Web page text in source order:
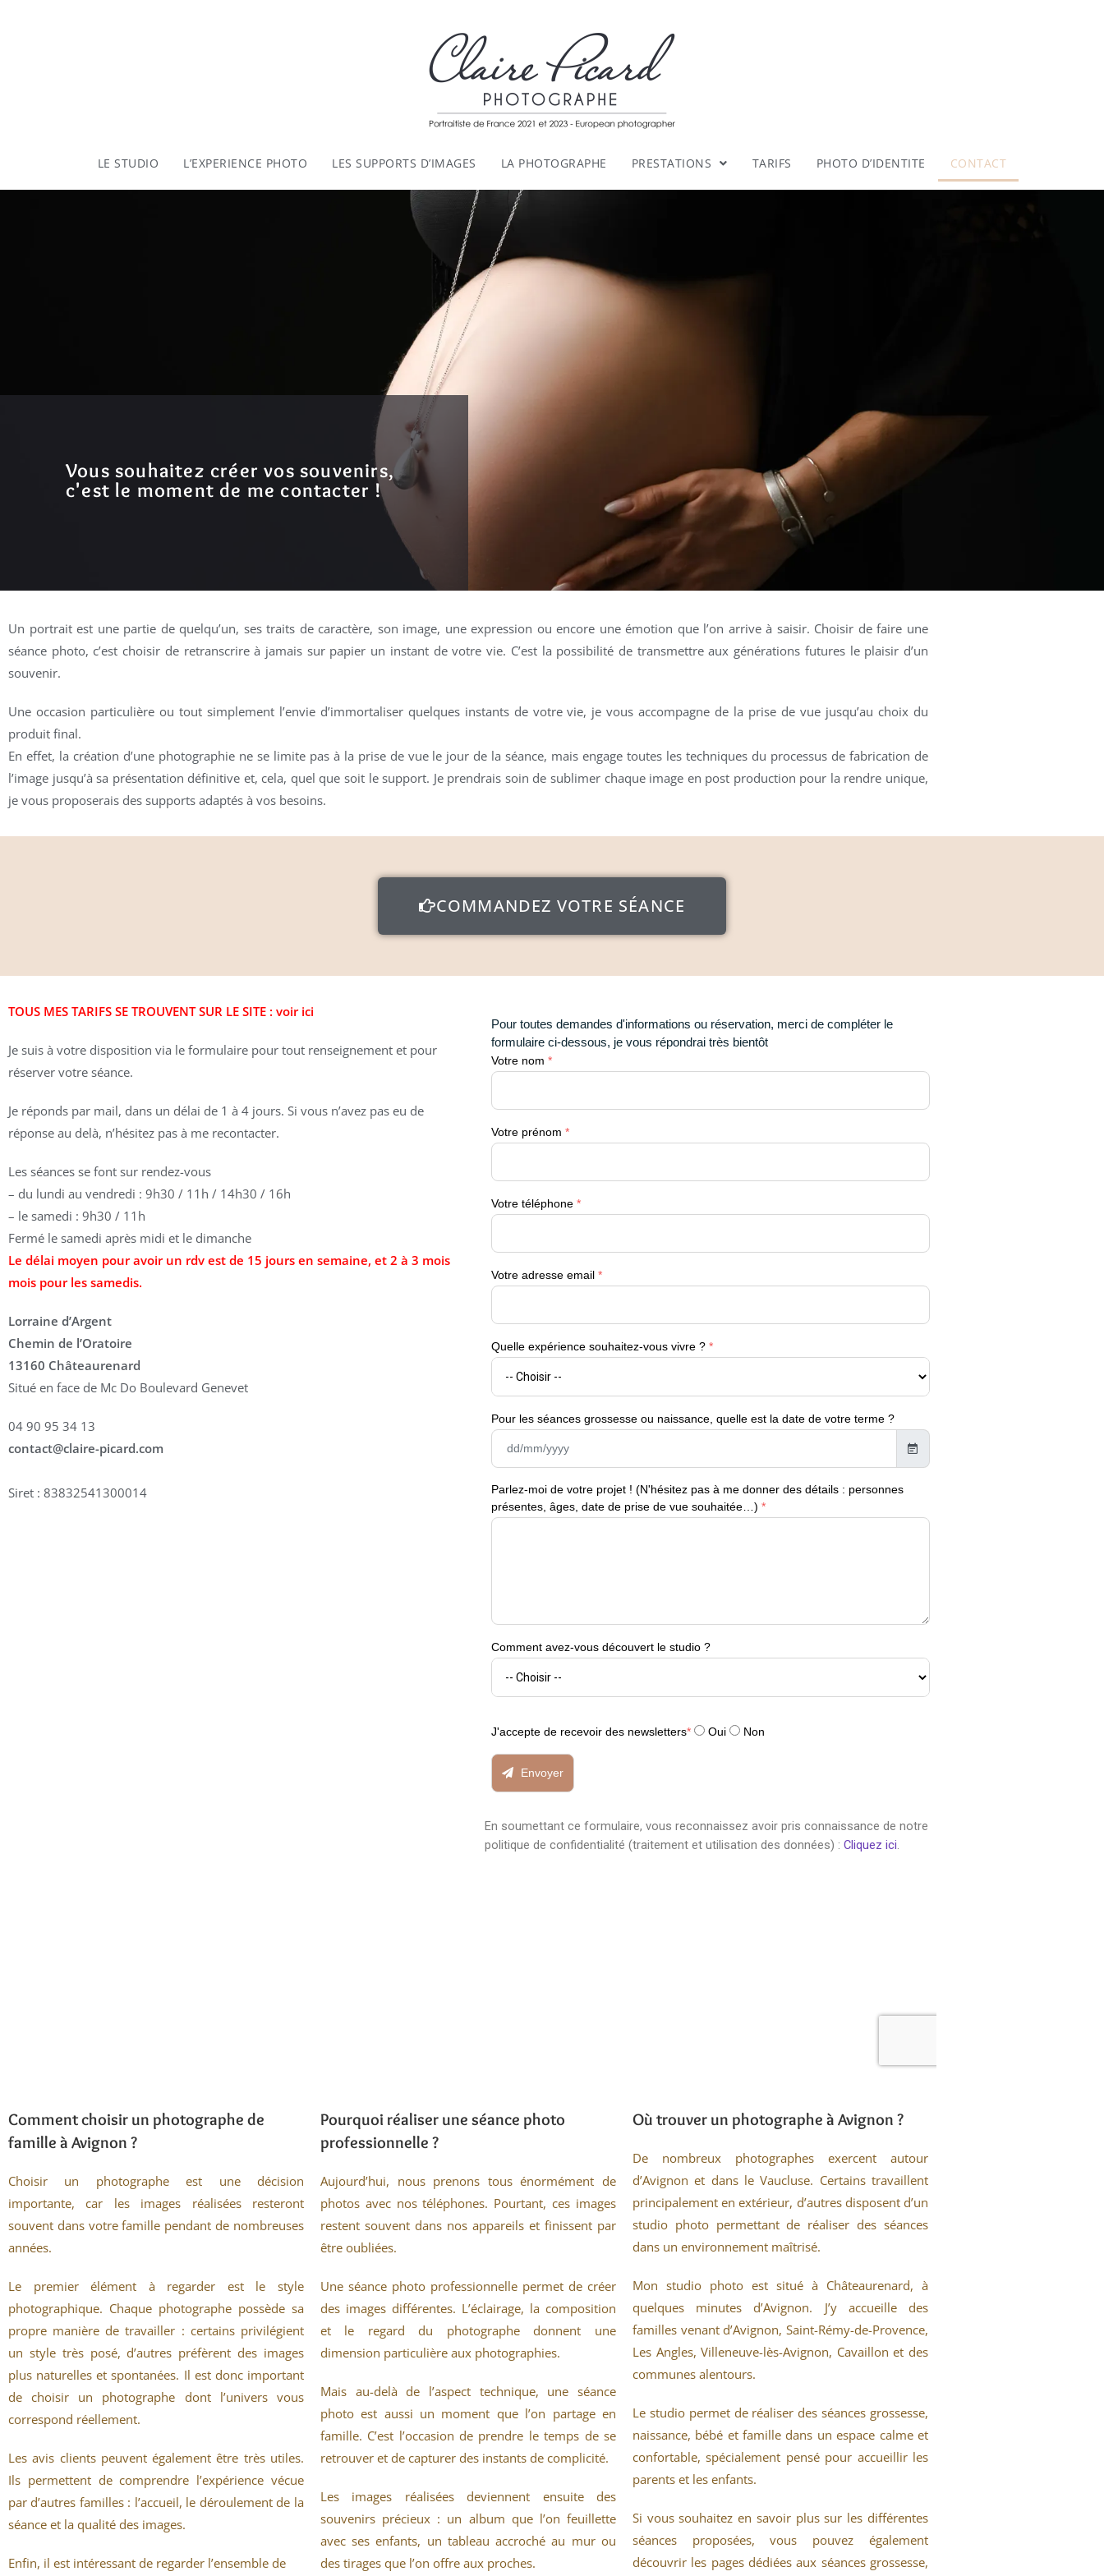
LE STUDIO L’EXPERIENCE PHOTO LES SUPPORTS D’IMAGES LA PHOTOGRAPHE PRESTATIONS TARIFS PHOTO D’IDENTITE CONTACT
Vous souhaitez créer vos souvenirs,
c'est le moment de me contacter !
Un portrait est une partie de quelqu’un, ses traits de caractère, son image, une expression ou encore une émotion que l’on arrive à saisir. Choisir de faire une
séance photo, c’est choisir de retranscrire à jamais sur papier un instant de votre vie. C’est la possibilité de transmettre aux générations futures le plaisir d’un
souvenir.
Une occasion particulière ou tout simplement l’envie d’immortaliser quelques instants de votre vie, je vous accompagne de la prise de vue jusqu’au choix du
produit final.
En effet, la création d’une photographie ne se limite pas à la prise de vue le jour de la séance, mais engage toutes les techniques du processus de fabrication de
l’image jusqu’à sa présentation définitive et, cela, quel que soit le support. Je prendrais soin de sublimer chaque image en post production pour la rendre unique,
je vous proposerais des supports adaptés à vos besoins.
COMMANDEZ VOTRE SÉANCE
TOUS MES TARIFS SE TROUVENT SUR LE SITE : voir ici
Je suis à votre disposition via le formulaire pour tout renseignement et pour
réserver votre séance.
Je réponds par mail, dans un délai de 1 à 4 jours. Si vous n’avez pas eu de
réponse au delà, n’hésitez pas à me recontacter.
Les séances se font sur rendez-vous
– du lundi au vendredi : 9h30 / 11h / 14h30 / 16h
– le samedi : 9h30 / 11h
Fermé le samedi après midi et le dimanche
Le délai moyen pour avoir un rdv est de 15 jours en semaine, et 2 à 3 mois
mois pour les samedis.
Lorraine d’Argent
Chemin de l’Oratoire
13160 Châteaurenard
Situé en face de Mc Do Boulevard Genevet
04 90 95 34 13
contact@claire-picard.com
Siret : 83832541300014
Comment choisir un photographe de
famille à Avignon ?
Choisir un photographe est une décision
importante, car les images réalisées resteront
souvent dans votre famille pendant de nombreuses
années.
Le premier élément à regarder est le style
photographique. Chaque photographe possède sa
propre manière de travailler : certains privilégient
un style très posé, d’autres préfèrent des images
plus naturelles et spontanées. Il est donc important
de choisir un photographe dont l’univers vous
correspond réellement.
Les avis clients peuvent également être très utiles.
Ils permettent de comprendre l’expérience vécue
par d’autres familles : l’accueil, le déroulement de la
séance et la qualité des images.
Enfin, il est intéressant de regarder l’ensemble de
Pourquoi réaliser une séance photo
professionnelle ?
Aujourd’hui, nous prenons tous énormément de
photos avec nos téléphones. Pourtant, ces images
restent souvent dans nos appareils et finissent par
être oubliées.
Une séance photo professionnelle permet de créer
des images différentes. L’éclairage, la composition
et le regard du photographe donnent une
dimension particulière aux photographies.
Mais au-delà de l’aspect technique, une séance
photo est aussi un moment que l’on partage en
famille. C’est l’occasion de prendre le temps de se
retrouver et de capturer des instants de complicité.
Les images réalisées deviennent ensuite des
souvenirs précieux : un album que l’on feuillette
avec ses enfants, un tableau accroché au mur ou
des tirages que l’on offre aux proches.
Où trouver un photographe à Avignon ?
De nombreux photographes exercent autour
d’Avignon et dans le Vaucluse. Certains travaillent
principalement en extérieur, d’autres disposent d’un
studio photo permettant de réaliser des séances
dans un environnement maîtrisé.
Mon studio photo est situé à Châteaurenard, à
quelques minutes d’Avignon. J’y accueille des
familles venant d’Avignon, Saint-Rémy-de-Provence,
Les Angles, Villeneuve-lès-Avignon, Cavaillon et des
communes alentours.
Le studio permet de réaliser des séances grossesse,
naissance, bébé et famille dans un espace calme et
confortable, spécialement pensé pour accueillir les
parents et les enfants.
Si vous souhaitez en savoir plus sur les différentes
séances proposées, vous pouvez également
découvrir les pages dédiées aux séances grossesse,